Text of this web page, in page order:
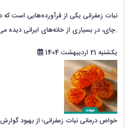
نبات زعفرانی یکی از فرآورده‌هایی است که
چای، در بسیاری از خانه‌های ایرانی دیده می‌شود.
یکشنبه 21 اردیبهشت 1404
خواص درمانی نبات زعفرانی؛ از بهبود